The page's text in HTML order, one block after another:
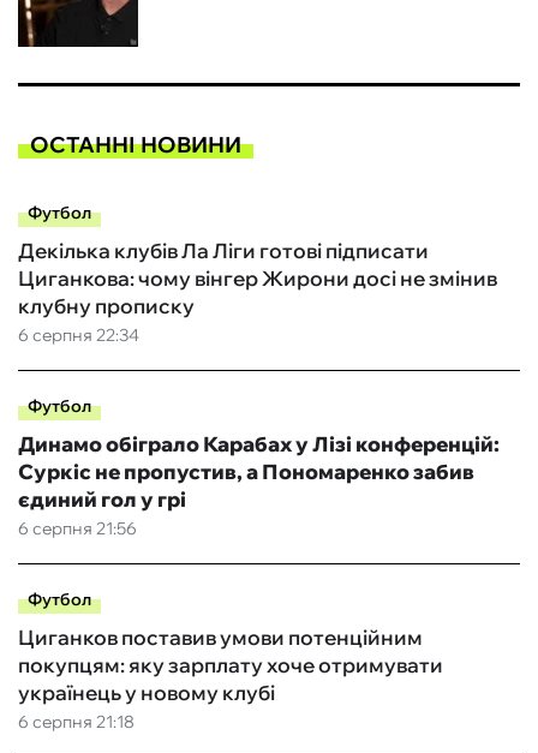
ОСТАННІ НОВИНИ
Футбол
6 серпня 22:34
Декілька клубів Ла Ліги готові підписати
Циганкова: чому вінгер Жирони досі не змінив
клубну прописку
Футбол
6 серпня 21:56
Динамо обіграло Карабах у Лізі конференцій:
Суркіс не пропустив, а Пономаренко забив
єдиний гол у грі
Футбол
6 серпня 21:18
Циганков поставив умови потенційним
покупцям: яку зарплату хоче отримувати
українець у новому клубі